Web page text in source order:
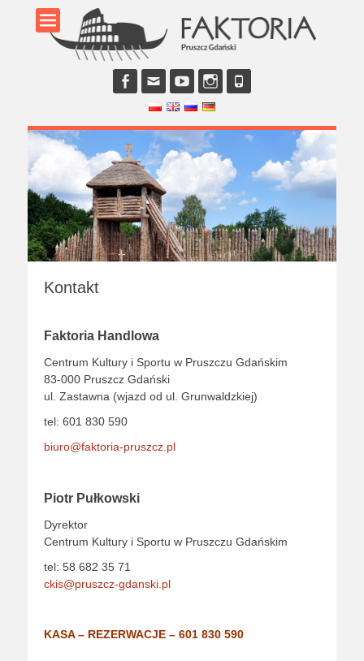
Facebook
E-
mail
YouTubeInstagram
Kontakt
Faktoria Handlowa
Centrum Kultury i Sportu w Pruszczu Gdańskim
83-000 Pruszcz Gdański
ul. Zastawna (wjazd od ul. Grunwaldzkiej)
tel: 601 830 590
biuro@faktoria-pruszcz.pl
Piotr Pułkowski
Dyrektor
Centrum Kultury i Sportu w Pruszczu Gdańskim
tel: 58 682 35 71
ckis@pruszcz-gdanski.pl
KASA – REZERWACJE – 601 830 590